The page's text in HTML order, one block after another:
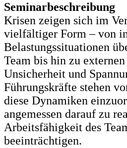
Seminarbeschreibung
Krisen zeigen sich im
vielfältiger Form – von
Belastungssituationen
Team bis hin zu
Unsicherheit und
Führungskräfte stehen
diese Dynamiken
angemessen darauf zu
Arbeitsfähigkeit des
beeinträchtigen.